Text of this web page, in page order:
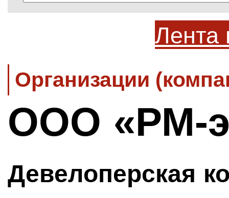
Лента
Организации
ООО «РМ-
Девелоперская